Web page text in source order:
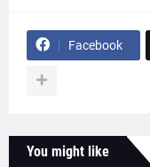
Facebook
You might like